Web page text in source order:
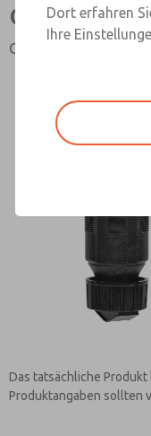
Große
G1/4 bis G3/4;
Das tatsächliche Produkt
Produktangaben sollten
Dort erfahren
Ihre